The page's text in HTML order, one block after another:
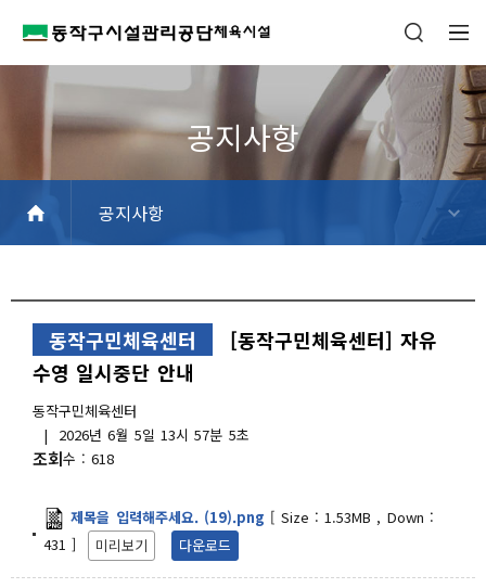
공지사항
동작구민체육센터
[동작구민체육센터] 자유
수영 일시중단 안내
작
성
자
동작구민체육센터
작
성
2026년 6월 5일 13시 57분 5초
조회 618
제목을 입력해주세요. (19).png [ Size :1.53MB , Down :
431 ] 미리보기 다운로드